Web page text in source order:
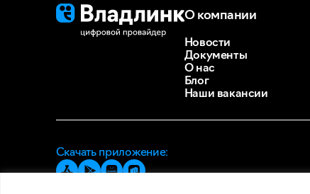
О компании
Новости
Документы
О нас
Блог
Наши вакансии
Скачать приложение: